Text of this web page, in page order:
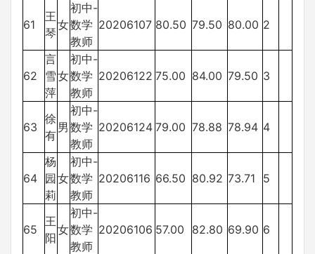
61
王
琴
女
初中-
数学
教师
20206107 80.50 79.50 80.00 2
62
言
雪
萍
女
初中-
数学
教师
20206122 75.00 84.00 79.50 3
63
徐
有
男
初中-
数学
教师
20206124 79.00 78.88 78.94 4
64
杨
园
莉
女
初中-
数学
教师
20206116 66.50 80.92 73.71 5
65
王
阳
女
初中-
数学
教师
20206106 57.00 82.80 69.90 6